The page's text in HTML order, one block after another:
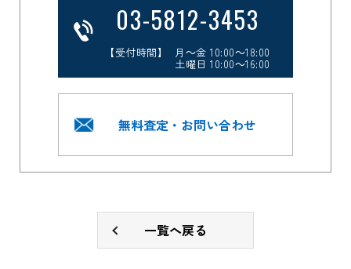
03-5812-3453
【受付時間】 月～金 10:00～18:00
土曜日 10:00～16:00
無料査定・お問い合わせ
一覧へ戻る